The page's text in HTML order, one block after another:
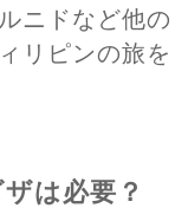
ニドなど他の
リピンの旅を
は必要？